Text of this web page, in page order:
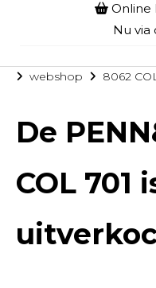
Online
Nu via
webshop 8062
De
COL 701